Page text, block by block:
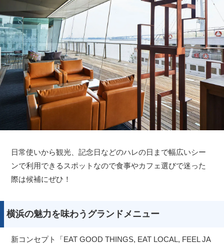
日常使いから観光、記念日などのハレの日まで幅広いシー
ンで利用できるスポットなので食事やカフェ選びで迷った
際は候補にぜひ！
横浜の魅力を味わうグランドメニュー
新コンセプト「EAT GOOD THINGS, EAT LOCAL, FEEL JA